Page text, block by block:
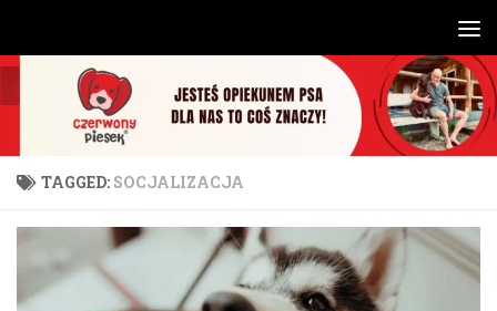
TAGGED: SOCJALIZACJA